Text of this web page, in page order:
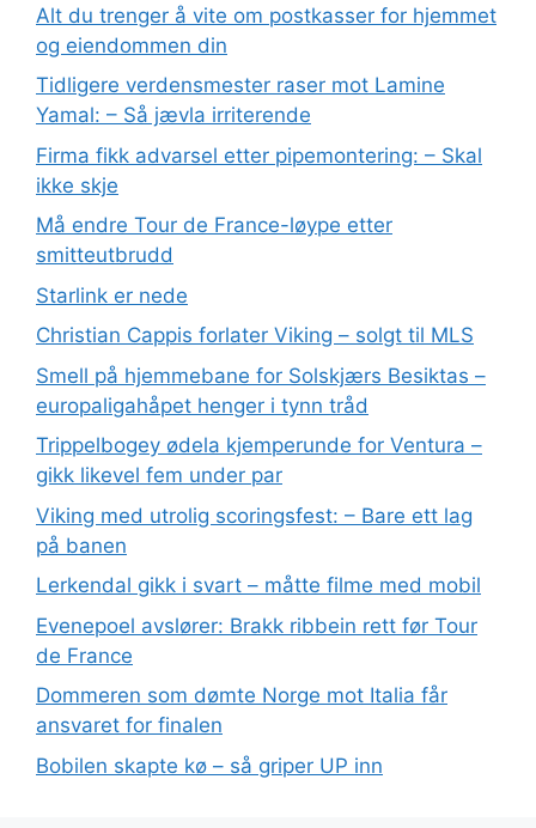
Alt du trenger å vite om postkasser for hjemmet
og eiendommen din
Tidligere verdensmester raser mot Lamine
Yamal: – Så jævla irriterende
Firma fikk advarsel etter pipemontering: – Skal
ikke skje
Må endre Tour de France-løype etter
smitteutbrudd
Starlink er nede
Christian Cappis forlater Viking – solgt til MLS
Smell på hjemmebane for Solskjærs Besiktas –
europaligahåpet henger i tynn tråd
Trippelbogey ødela kjemperunde for Ventura –
gikk likevel fem under par
Viking med utrolig scoringsfest: – Bare ett lag
på banen
Lerkendal gikk i svart – måtte filme med mobil
Evenepoel avslører: Brakk ribbein rett før Tour
de France
Dommeren som dømte Norge mot Italia får
ansvaret for finalen
Bobilen skapte kø – så griper UP inn